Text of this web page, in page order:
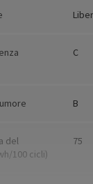
C
B
del
100 cicli)
75